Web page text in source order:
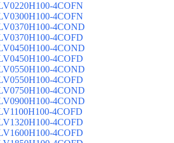
4COFN
4COFN
4COND
4COFD
4COND
4COFD
4COND
4COFD
4COND
4COND
4COFD
4COFD
4COFD